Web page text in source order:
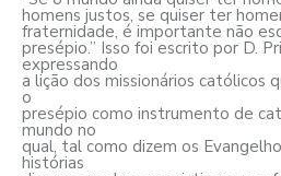
homens justos, se quiser ter
fraternidade, é importante não
presépio.” Isso foi escrito por D.
expressando
a lição dos missionários católicos
o
presépio como instrumento de
mundo no
qual, tal como dizem os
histórias